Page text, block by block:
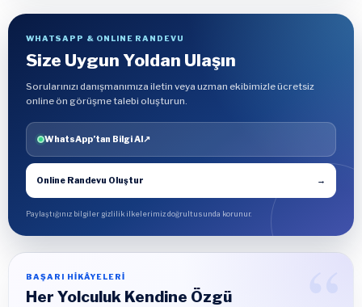
WHATSAPP & ONLINE RANDEVU
Size Uygun Yoldan Ulaşın
Sorularınızı danışmanımıza iletin veya uzman ekibimizle ücretsiz
online ön görüşme talebi oluşturun.
WhatsApp’tan Bilgi Al↗
Online Randevu Oluştur →
Paylaştığınız bilgiler gizlilik ilkelerimiz doğrultusunda korunur.
BAŞARI HİKÂYELERİ
Her Yolculuk Kendine Özgü